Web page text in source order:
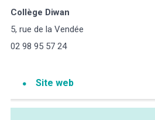
Collège Diwan
5, rue de la Vendée
02 98 95 57 24
Site web